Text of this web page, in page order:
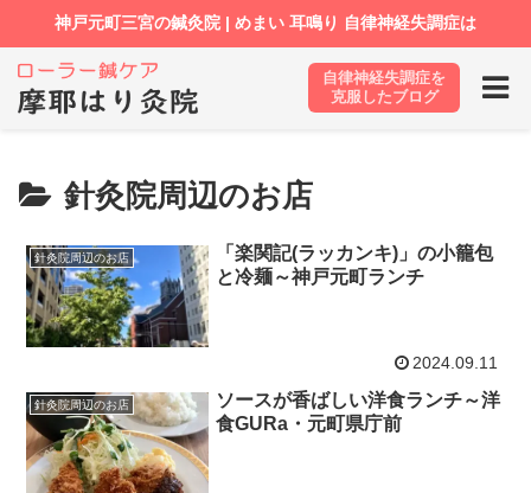
ホーム ブログ 針灸院周辺のお店
針灸院周辺のお店
針灸院周辺のお店
「楽関記(ラッカンキ)」の小籠包
と冷麺～神戸元町ランチ
2024.09.11
針灸院周辺のお店
ソースが香ばしい洋食ランチ～洋
食GURa・元町県庁前
自律神経失調症を
克服したブログ